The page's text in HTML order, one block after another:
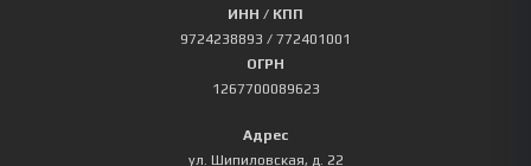
ИНН / КПП
9724238893 / 772401001
ОГРН
1267700089623
Адрес
ул. Шипиловская, д. 22